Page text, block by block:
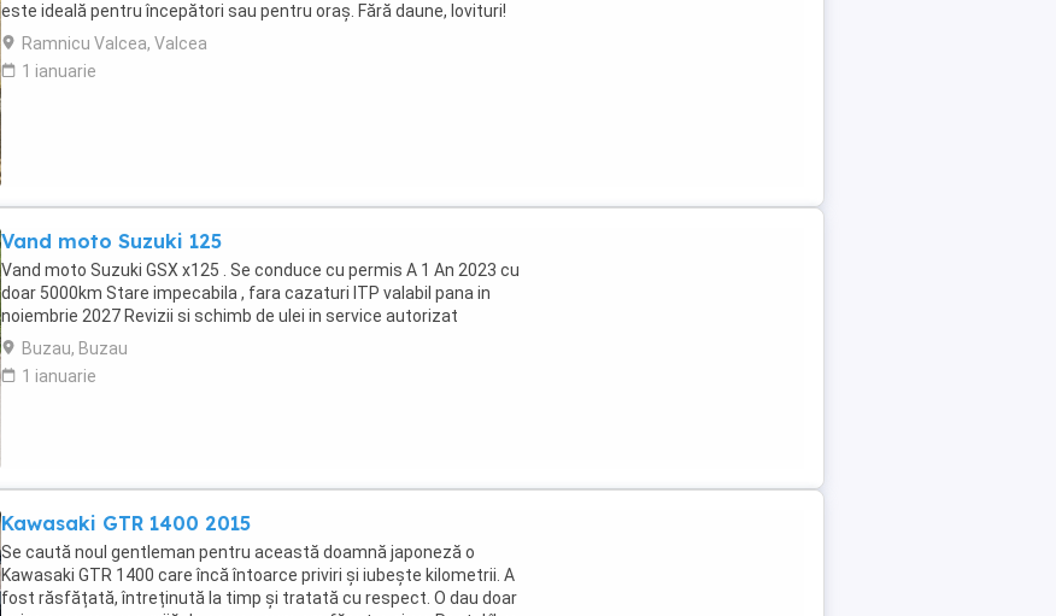
este ideală pentru începători sau pentru oraș. Fără daune, lovituri!
Ramnicu Valcea, Valcea
1 ianuarie
Vand moto Suzuki 125
Vand moto Suzuki GSX x125 . Se conduce cu permis A 1 An 2023 cu
doar 5000km Stare impecabila , fara cazaturi ITP valabil pana in
noiembrie 2027 Revizii si schimb de ulei in service autorizat
Buzau, Buzau
1 ianuarie
Kawasaki GTR 1400 2015
Se caută noul gentleman pentru această doamnă japoneză o
Kawasaki GTR 1400 care încă întoarce priviri și iubește kilometrii. A
fost răsfățată, întreținută la timp și tratată cu respect. O dau doar